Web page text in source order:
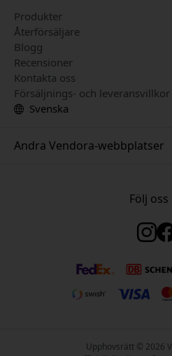
Produkter
Återförsäljare
Blogg
Recensioner
Kontakta oss
Försäljnings- och leveransvillkor
Svenska
Andra Vendora-webbplatser
www.pipetto.se
Följ oss
Upphovsrätt © 2026